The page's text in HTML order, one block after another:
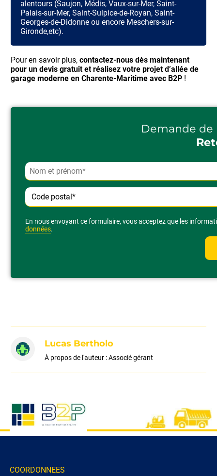
alentours (Saujon, Médis, Vaux-sur-Mer, Saint-
Palais-sur-Mer, Saint-Sulpice-de-Royan, Saint-
Georges-de-Didonne ou encore Meschers-sur-
Gironde,etc).
Pour en savoir plus,contactez-nous dès maintenant
pour un devis gratuit et réalisez votre projet d’allée de
garage moderne en Charente-Maritime avec B2P !
Demande
En nous envoyant ce formulaire, vous acceptez que les
données.
Lucas Bertholo
À propos de l'auteur : Associé gérant
COORDONNEES